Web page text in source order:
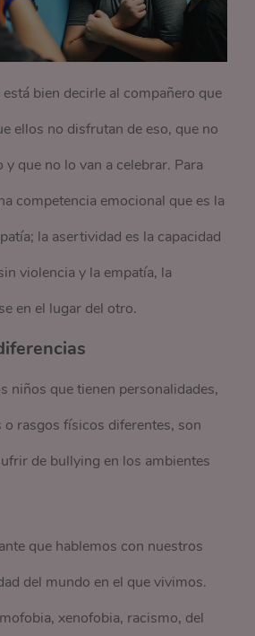
bien decirle al compañero que
ellos no disfrutan de eso, que no
y que no lo van a celebrar. Para
competencia emocional que es la
la asertividad es la capacidad
violencia y la empatía, la
en el lugar del otro.
niños que tienen personalidades,
rasgos físicos diferentes, son
de bullying en los ambientes
que hablemos con nuestros
del mundo en el que vivimos.
xenofobia, racismo, del